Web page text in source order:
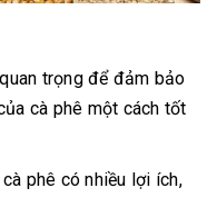
trọng để đảm bảo
cà phê một cách tốt
phê có nhiều lợi ích,